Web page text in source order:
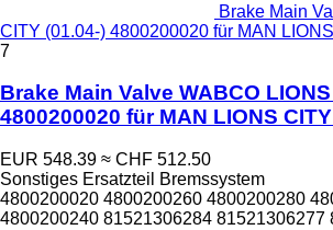
Brake Main
CITY (01.04-) 4800200020 für MAN
7
Brake Main Valve WABCO
4800200020 für MAN LIONS
EUR 548.39 ≈ CHF 512.50
Sonstiges Ersatzteil Bremssystem
4800200020 4800200260 4800200280
4800200240 81521306284 81521306277